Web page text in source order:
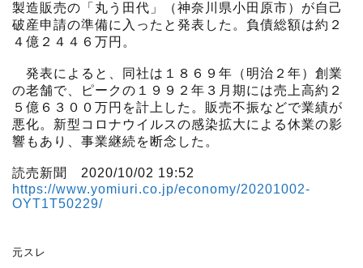
製造販売の「丸う田代」（神奈川県小田原市）が自己
破産申請の準備に入ったと発表した。負債総額は約２
４億２４４６万円。
発表によると、同社は１８６９年（明治２年）創業
の老舗で、ピークの１９９２年３月期には売上高約２
５億６３００万円を計上した。販売不振などで業績が
悪化。新型コロナウイルスの感染拡大による休業の影
響もあり、事業継続を断念した。
読売新聞 2020/10/02 19:52
https://www.yomiuri.co.jp/economy/20201002-
OYT1T50229/
元スレ